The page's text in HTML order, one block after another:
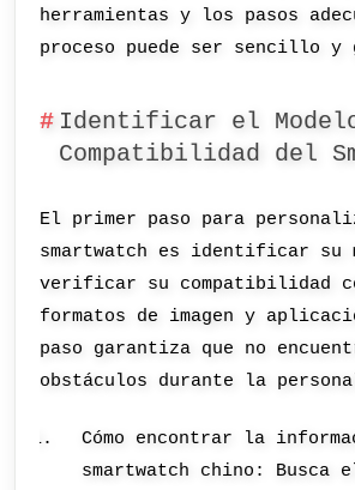
herramientas y los pasos
proceso puede ser sencillo
Identificar el
Compatibilidad del
El primer paso para
smartwatch es identificar su
verificar su compatibilidad
formatos de imagen y
paso garantiza que no
obstáculos durante la
Cómo encontrar la
smartwatch chino: Busca